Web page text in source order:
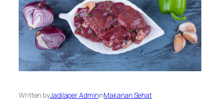
Written byJadilaper AdmininMakanan Sehat